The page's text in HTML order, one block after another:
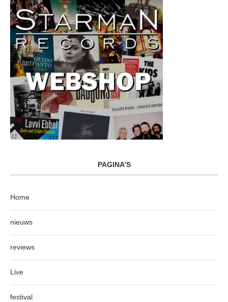
PAGINA’S
Home
nieuws
reviews
Live
festival